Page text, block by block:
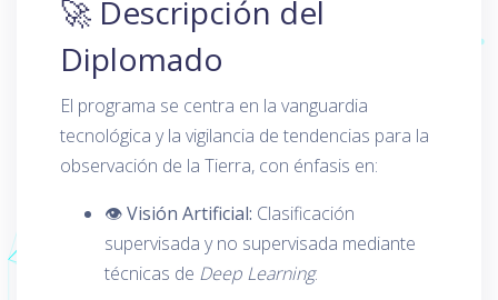
🚀 Descripción del
Diplomado
El programa se centra en la vanguardia
tecnológica y la vigilancia de tendencias para la
observación de la Tierra, con énfasis en:
👁️ Visión Artificial: Clasificación
supervisada y no supervisada mediante
técnicas de Deep Learning.